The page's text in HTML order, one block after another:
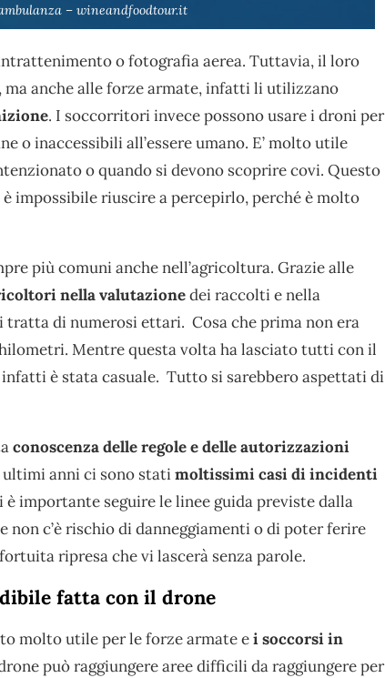
– wineandfoodtour.it
o fotografia aerea. Tuttavia, il loro
anche alle forze armate, infatti li utilizzano
. I soccorritori invece possono usare i droni per
o inaccessibili all’essere umano. E’ molto utile
o quando si devono scoprire covi. Questo
impossibile riuscire a percepirlo, perché è molto
più comuni anche nell’agricoltura. Grazie alle
nella valutazionedei raccolti e nella
di numerosi ettari. Cosa che prima non era
Mentre questa volta ha lasciato tutti con il
è stata casuale. Tutto si sarebbero aspettati di
conoscenza delle regole e delle autorizzazioni
anni ci sono statimoltissimi casi di incidenti
importante seguire le linee guida previste dalla
non c’è rischio di danneggiamenti o di poter ferire
ripresa che vi lascerà senza parole.
fatta con il drone
molto utile per le forze armate ei soccorsi in
può raggiungere aree difficili da raggiungere per